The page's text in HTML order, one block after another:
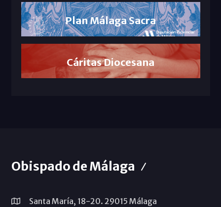
Plan Málaga Sacra
Cáritas Diocesana
Obispado de Málaga
Santa María, 18-20. 29015 Málaga